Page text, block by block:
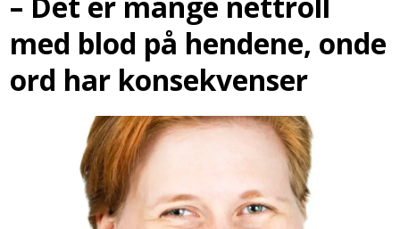
med blod på hendene, onde
ord har konsekvenser